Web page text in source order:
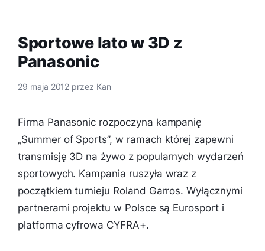
Sportowe lato w 3D z
Panasonic
29 maja 2012 przez Kan
Firma Panasonic rozpoczyna kampanię
„Summer of Sports”, w ramach której zapewni
transmisję 3D na żywo z popularnych wydarzeń
sportowych. Kampania ruszyła wraz z
początkiem turnieju Roland Garros. Wyłącznymi
partnerami projektu w Polsce są Eurosport i
platforma cyfrowa CYFRA+.